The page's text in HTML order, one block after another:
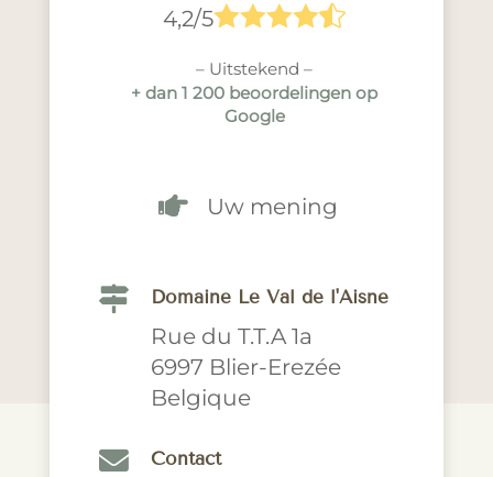
4,2/5
– Uitstekend –
+ dan 1 200 beoordelingen op
Google
 Uw mening
 Domaine Le Val de l'Aisne
Rue du T.T.A 1a
6997 Blier-Erezée
Belgique
 Contact